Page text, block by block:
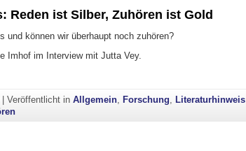
Reden ist Silber, Zuhören ist Gold
und können wir überhaupt noch zuhören?
Imhof im Interview mit Jutta Vey.
|Veröffentlicht inAllgemein, Forschung, Literaturhinweis